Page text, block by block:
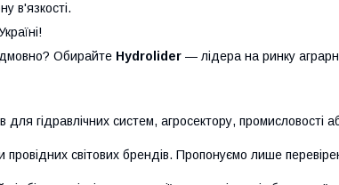
в'язкості.
Обирайте Hydrolider — лідера на ринку
для гідравлічних систем, агросектору, промисловості
світових брендів. Пропонуємо лише